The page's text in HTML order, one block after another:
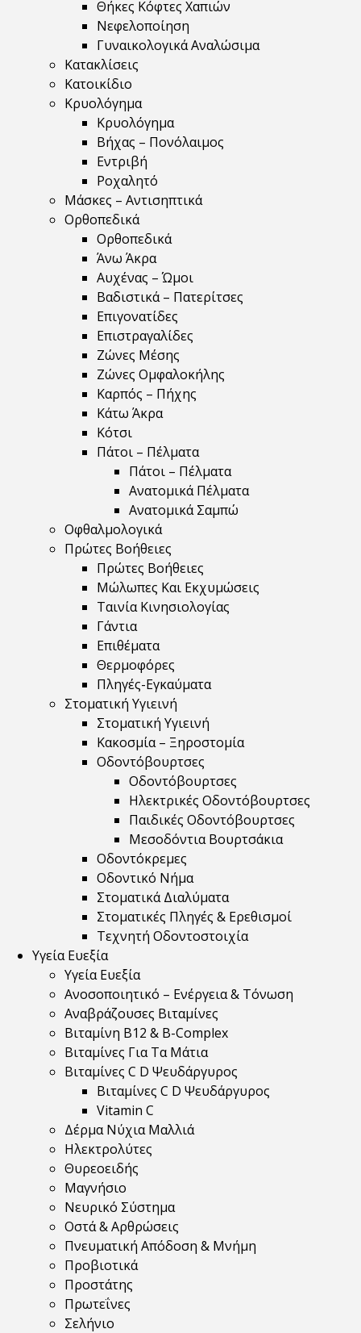
Θήκες Κόφτες Χαπιών
Νεφελοποίηση
Γυναικολογικά Αναλώσιμα
Κατακλίσεις
Κατοικίδιο
Κρυολόγημα
Κρυολόγημα
Βήχας – Πονόλαιμος
Εντριβή
Ροχαλητό
Μάσκες – Αντισηπτικά
Ορθοπεδικά
Ορθοπεδικά
Άνω Άκρα
Αυχένας – Ώμοι
Βαδιστικά – Πατερίτσες
Επιγονατίδες
Επιστραγαλίδες
Ζώνες Μέσης
Ζώνες Ομφαλοκήλης
Καρπός – Πήχης
Κάτω Άκρα
Κότσι
Πάτοι – Πέλματα
Πάτοι – Πέλματα
Ανατομικά Πέλματα
Ανατομικά Σαμπώ
Οφθαλμολογικά
Πρώτες Βοήθειες
Πρώτες Βοήθειες
Μώλωπες Και Εκχυμώσεις
Ταινία Κινησιολογίας
Γάντια
Επιθέματα
Θερμοφόρες
Πληγές-Εγκαύματα
Στοματική Υγιεινή
Στοματική Υγιεινή
Κακοσμία – Ξηροστομία
Οδοντόβουρτσες
Οδοντόβουρτσες
Ηλεκτρικές Οδοντόβουρτσες
Παιδικές Οδοντόβουρτσες
Μεσοδόντια Βουρτσάκια
Οδοντόκρεμες
Οδοντικό Νήμα
Στοματικά Διαλύματα
Στοματικές Πληγές & Ερεθισμοί
Τεχνητή Οδοντοστοιχία
Υγεία Ευεξία
Υγεία Ευεξία
Ανοσοποιητικό – Ενέργεια & Τόνωση
Αναβράζουσες Βιταμίνες
Βιταμίνη B12 & Β-Complex
Βιταμίνες Για Τα Μάτια
Βιταμίνες C D Ψευδάργυρος
Βιταμίνες C D Ψευδάργυρος
Vitamin C
Δέρμα Νύχια Μαλλιά
Ηλεκτρολύτες
Θυρεοειδής
Μαγνήσιο
Νευρικό Σύστημα
Οστά & Αρθρώσεις
Πνευματική Απόδοση & Μνήμη
Προβιοτικά
Προστάτης
Πρωτεΐνες
Σελήνιο